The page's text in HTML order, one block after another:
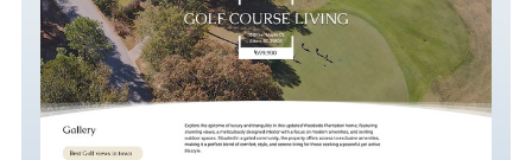
10 Silver Maple Ct